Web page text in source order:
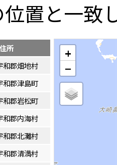
置と一致
住所
和郡畑地村
和郡津島町
和郡岩松町
和郡内海村
和郡北灘村
和郡清満村
+
−